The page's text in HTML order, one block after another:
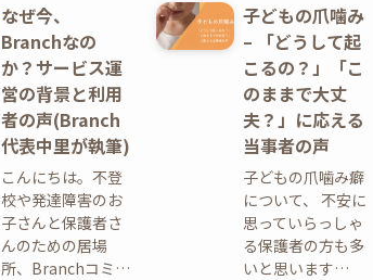
なぜ今、
Branchなの
か？サービス運
営の背景と利用
者の声(Branch
代表中里が執筆)
こんにちは。不登
校や発達障害のお
子さんと保護者さ
んのための居場
所、Branchコミ…
子どもの爪噛み
– 「どうして起
こるの？」「こ
のままで大丈
夫？」に応える
当事者の声
子どもの爪噛み癖
について、 不安に
思っていらっしゃ
る保護者の方も多
いと思います…